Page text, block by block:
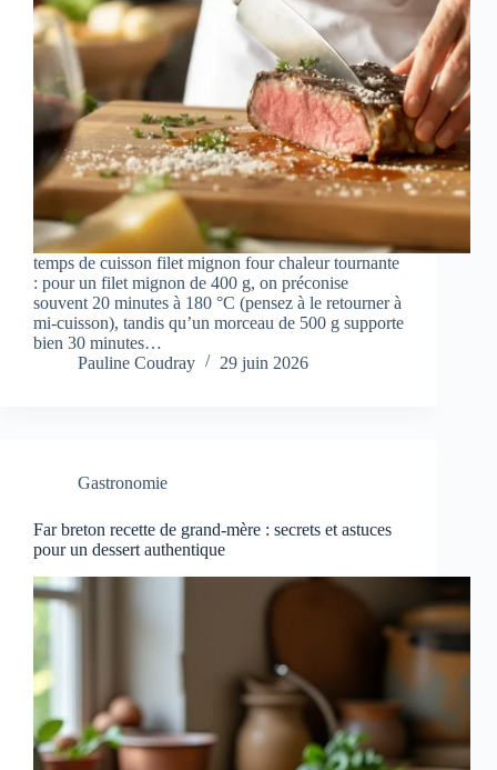
temps de cuisson filet mignon four chaleur tournante
: pour un filet mignon de 400 g, on préconise
souvent 20 minutes à 180 °C (pensez à le retourner à
mi-cuisson), tandis qu’un morceau de 500 g supporte
bien 30 minutes…
Pauline Coudray
29 juin 2026
Gastronomie
Far breton recette de grand-mère : secrets et astuces
pour un dessert authentique